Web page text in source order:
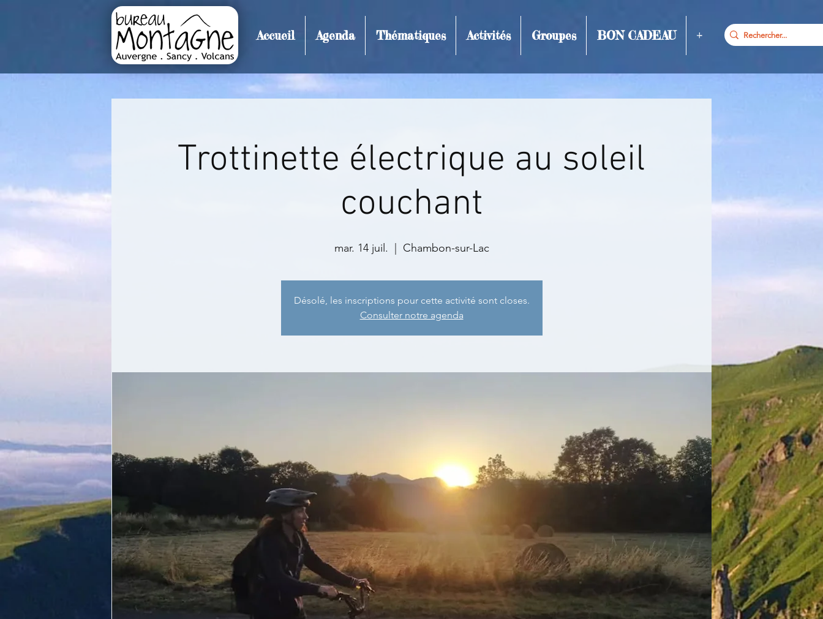
Accueil Agenda Thématiques Activités Groupes BON CADEAU +
Détails de l'événement et inscription
Trottinette électrique au soleil
couchant
mar. 14 juil. Chambon-sur-Lac
Désolé, les inscriptions pour cette activité sont closes.
Consulter notre agenda